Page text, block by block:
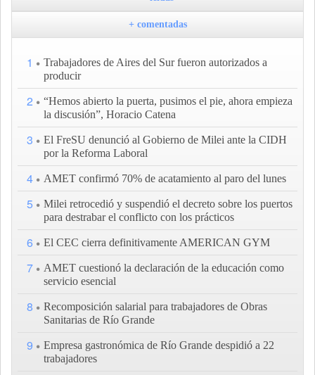
+ comentadas
1
Trabajadores de Aires del Sur fueron autorizados a
producir
2
“Hemos abierto la puerta, pusimos el pie, ahora empieza
la discusión”, Horacio Catena
3
El FreSU denunció al Gobierno de Milei ante la CIDH
por la Reforma Laboral
4 AMET confirmó 70% de acatamiento al paro del lunes
5
Milei retrocedió y suspendió el decreto sobre los puertos
para destrabar el conflicto con los prácticos
6 El CEC cierra definitivamente AMERICAN GYM
7
AMET cuestionó la declaración de la educación como
servicio esencial
8
Recomposición salarial para trabajadores de Obras
Sanitarias de Río Grande
9
Empresa gastronómica de Río Grande despidió a 22
trabajadores